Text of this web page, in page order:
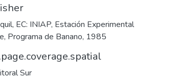
EC: INIAP, Estación Experimental
Programa de Banano, 1985
Sur